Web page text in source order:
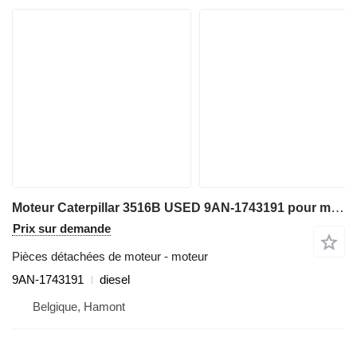
Moteur Caterpillar 3516B USED 9AN-1743191 pour matériel de TP
Prix sur demande
Pièces détachées de moteur - moteur
9AN-1743191
diesel
Belgique, Hamont